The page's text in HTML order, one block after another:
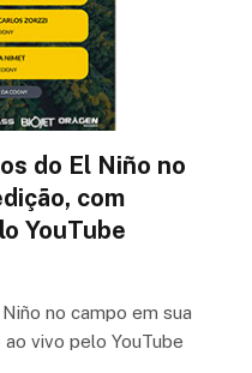
do El Niño no
com
YouTube
no campo em sua
vivo pelo YouTube